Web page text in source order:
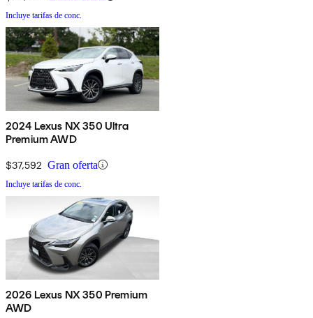
Incluye tarifas de conc.
2024 Lexus NX 350 Ultra
Premium AWD
$37,592 Gran oferta
Incluye tarifas de conc.
2026 Lexus NX 350 Premium
AWD